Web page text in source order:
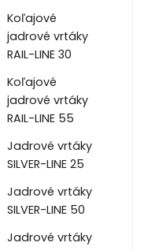
Koľajové
jadrové vrtáky
RAIL-LINE 30
Koľajové
jadrové vrtáky
RAIL-LINE 55
Jadrové vrtáky
SILVER-LINE 25
Jadrové vrtáky
SILVER-LINE 50
Jadrové vrtáky